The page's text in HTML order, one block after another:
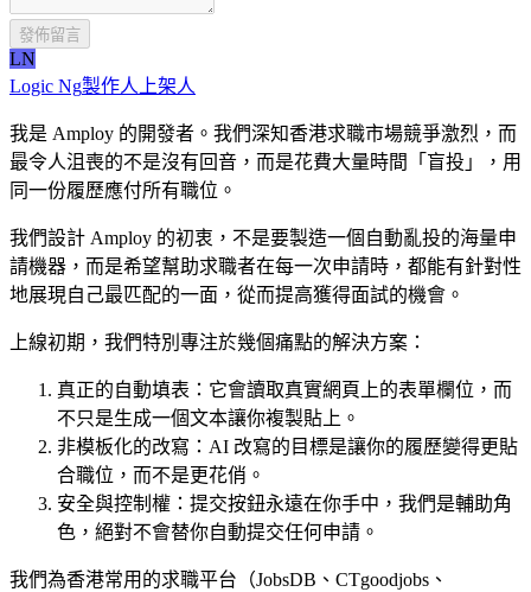
發佈留言
LN
Logic Ng製作人 上架人
我是 Amploy 的開發者。我們深知香港求職市場競爭激烈，而
最令人沮喪的不是沒有回音，而是花費大量時間「盲投」，用
同一份履歷應付所有職位。
我們設計 Amploy 的初衷，不是要製造一個自動亂投的海量申
請機器，而是希望幫助求職者在每一次申請時，都能有針對性
地展現自己最匹配的一面，從而提高獲得面試的機會。
上線初期，我們特別專注於幾個痛點的解決方案：
真正的自動填表：它會讀取真實網頁上的表單欄位，而
不只是生成一個文本讓你複製貼上。
非模板化的改寫：AI 改寫的目標是讓你的履歷變得更貼
合職位，而不是更花俏。
安全與控制權：提交按鈕永遠在你手中，我們是輔助角
色，絕對不會替你自動提交任何申請。
我們為香港常用的求職平台（JobsDB、CTgoodjobs、